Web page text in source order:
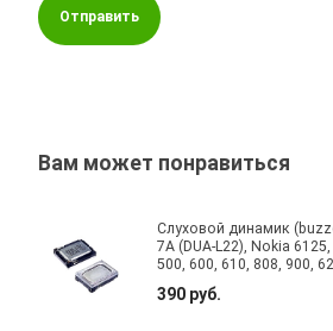
Отправить
Вам может понравиться
Слуховой динамик
7A (DUA-L22), Nokia
500, 600, 610, 808, 900,
390 руб.